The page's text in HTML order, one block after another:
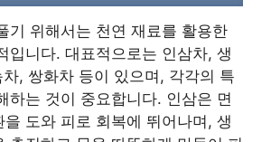
기 위해서는 천연 재료를 활용한
입니다. 대표적으로는 인삼차, 생
, 쌍화차 등이 있으며, 각각의 특
하는 것이 중요합니다. 인삼은 면
을 도와 피로 회복에 뛰어나며, 생